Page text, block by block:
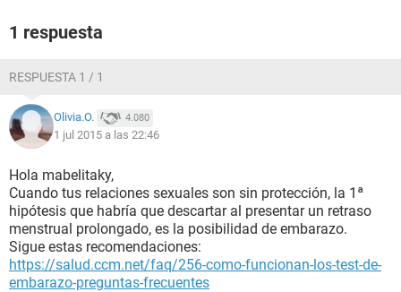
1 respuesta
RESPUESTA 1 / 1
Olivia.O. 4.080
1 jul 2015 a las 22:46
Hola mabelitaky,
Cuando tus relaciones sexuales son sin protección, la 1ª
hipótesis que habría que descartar al presentar un retraso
menstrual prolongado, es la posibilidad de embarazo.
Sigue estas recomendaciones:
https://salud.ccm.net/faq/256-como-funcionan-los-test-de-
embarazo-preguntas-frecuentes